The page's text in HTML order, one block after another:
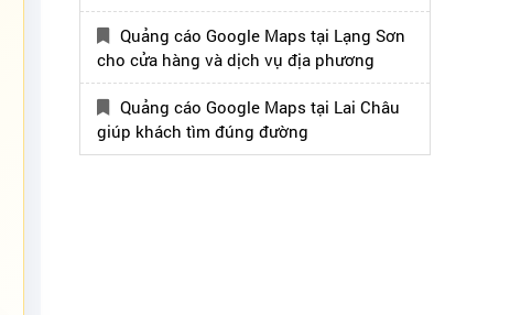
Quảng cáo Google Maps tại Lạng Sơn
cho cửa hàng và dịch vụ địa phương
Quảng cáo Google Maps tại Lai Châu
giúp khách tìm đúng đường